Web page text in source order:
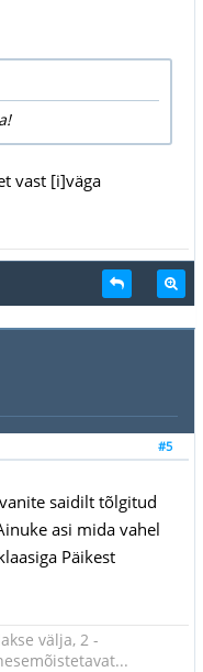
vast [i]väga
#5
saidilt tõlgitud
asi mida vahel
Päikest
välja, 2 -